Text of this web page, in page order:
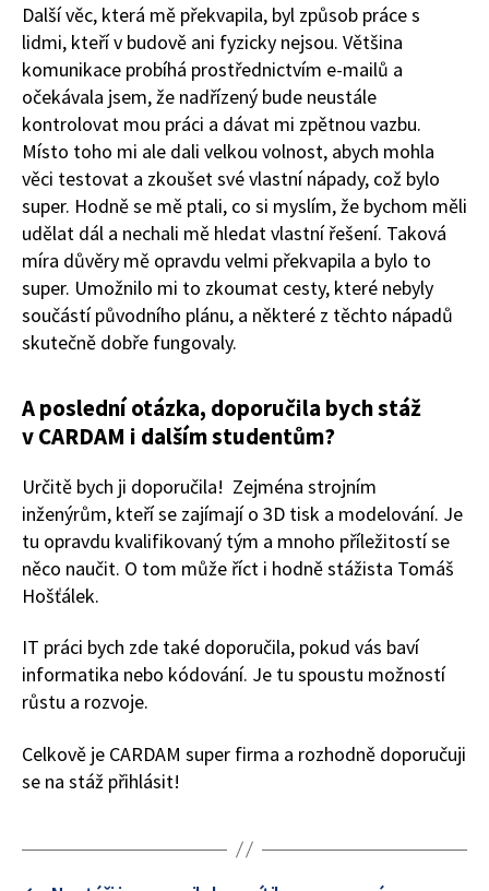
Další věc, která mě překvapila, byl způsob práce s
lidmi, kteří v budově ani fyzicky nejsou. Většina
komunikace probíhá prostřednictvím e-mailů a
očekávala jsem, že nadřízený bude neustále
kontrolovat mou práci a dávat mi zpětnou vazbu.
Místo toho mi ale dali velkou volnost, abych mohla
věci testovat a zkoušet své vlastní nápady, což bylo
super. Hodně se mě ptali, co si myslím, že bychom měli
udělat dál a nechali mě hledat vlastní řešení. Taková
míra důvěry mě opravdu velmi překvapila a bylo to
super. Umožnilo mi to zkoumat cesty, které nebyly
součástí původního plánu, a některé z těchto nápadů
skutečně dobře fungovaly.
A poslední otázka, doporučila bych stáž
v CARDAM i dalším studentům?
Určitě bych ji doporučila! Zejména strojním
inženýrům, kteří se zajímají o 3D tisk a modelování. Je
tu opravdu kvalifikovaný tým a mnoho příležitostí se
něco naučit. O tom může říct i hodně stážista Tomáš
Hošťálek.
IT práci bych zde také doporučila, pokud vás baví
informatika nebo kódování. Je tu spoustu možností
růstu a rozvoje.
Celkově je CARDAM super firma a rozhodně doporučuji
se na stáž přihlásit!